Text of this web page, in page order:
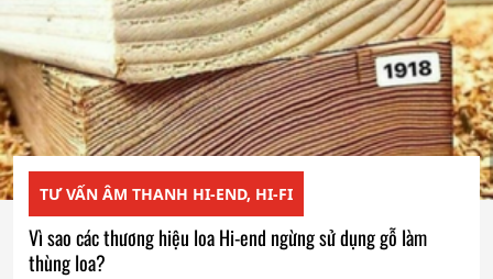
TƯ VẤN ÂM THANH HI-END, HI-FI
Vì sao các thương hiệu loa Hi-end ngừng sử dụng gỗ làm
thùng loa?